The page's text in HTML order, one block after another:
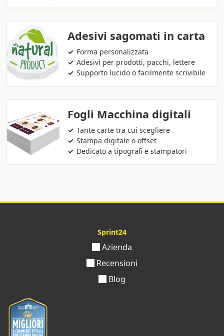
Adesivi sagomati in carta
Forma personalizzata
Adesivi per prodotti, pacchi, lettere
Supporto lucido o facilmente scrivibile
Fogli Macchina digitali
Tante carte tra cui scegliere
Stampa digitale o offset
Dedicato a tipografi e stampatori
Sprint24
Azienda
Recensioni
Blog